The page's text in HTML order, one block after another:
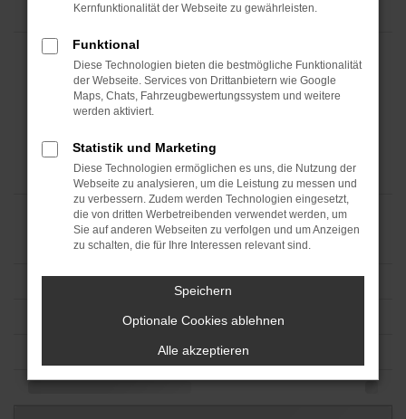
Kernfunktionalität der Webseite zu gewährleisten.
Funktional
Diese Technologien bieten die bestmögliche Funktionalität
der Webseite. Services von Drittanbietern wie Google
Maps, Chats, Fahrzeugbewertungssystem und weitere
werden aktiviert.
Statistik und Marketing
Diese Technologien ermöglichen es uns, die Nutzung der
Webseite zu analysieren, um die Leistung zu messen und
zu verbessern. Zudem werden Technologien eingesetzt,
die von dritten Werbetreibenden verwendet werden, um
Sie auf anderen Webseiten zu verfolgen und um Anzeigen
zu schalten, die für Ihre Interessen relevant sind.
Speichern
Optionale Cookies ablehnen
Alle akzeptieren